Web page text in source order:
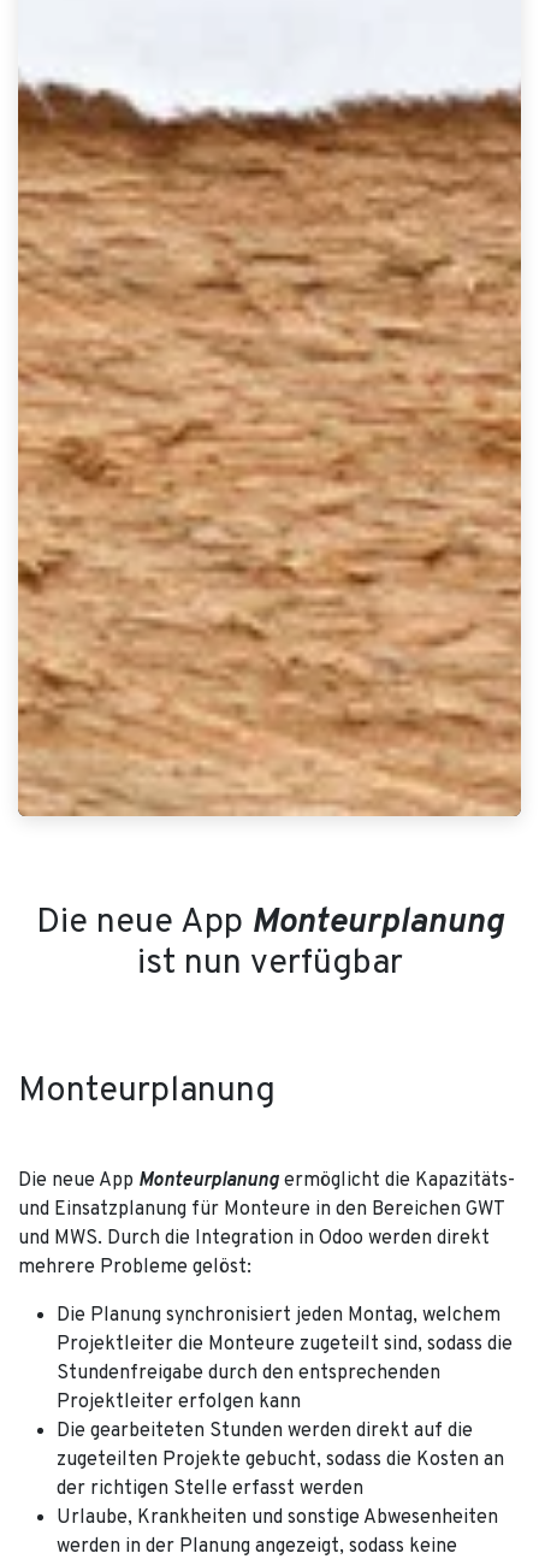
Die neue App Monteurplanung
ist nun verfügbar
Monteurplanung
Die neue App Monteurplanung ermöglicht die Kapazitäts-
und Einsatzplanung für Monteure in den Bereichen GWT
und MWS. Durch die Integration in Odoo werden direkt
mehrere Probleme gelöst:
Die Planung synchronisiert jeden Montag, welchem
Projektleiter die Monteure zugeteilt sind, sodass die
Stundenfreigabe durch den entsprechenden
Projektleiter erfolgen kann
Die gearbeiteten Stunden werden direkt auf die
zugeteilten Projekte gebucht, sodass die Kosten an
der richtigen Stelle erfasst werden
Urlaube, Krankheiten und sonstige Abwesenheiten
werden in der Planung angezeigt, sodass keine